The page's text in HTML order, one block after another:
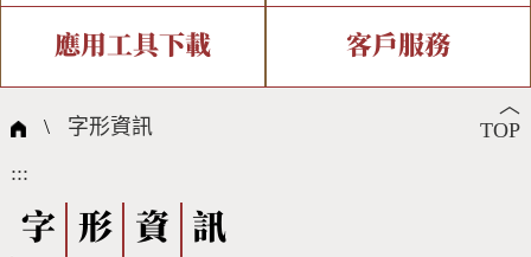
中文碼介紹 專有名詞介紹
國際字碼相關組織
複合查詢 注音查詢
筆畫查詢
筆順序查詢
新字申請處理流程
字形即時顯示 造字解決方案
全字庫授權 轉碼Web Service
應用工具下載
個人電腦造字處理工具
字形下載
客戶服務
問題集
熱門查詢統計
︿
TOP
\ 字形資訊
:::
字 形 資
訊